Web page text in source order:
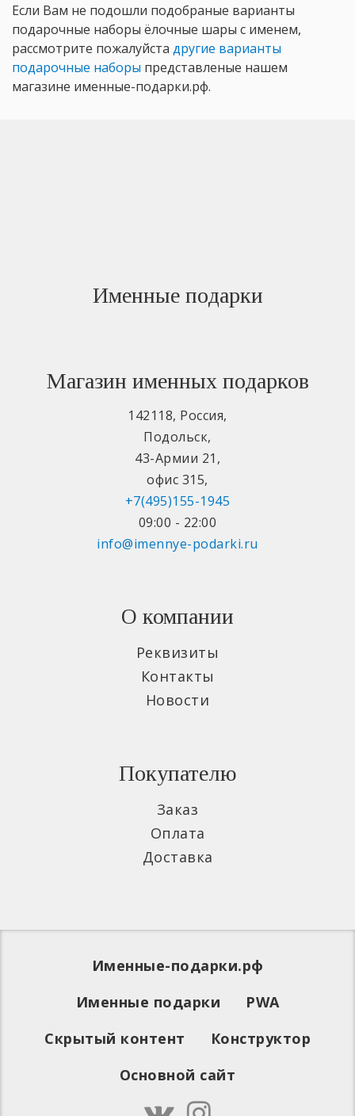
Если Вам не подошли подобраные варианты
подарочные наборы ёлочные шары с именем,
рассмотрите пожалуйста другие варианты
подарочные наборы представленые нашем
магазине именные-подарки.рф.
Именные подарки
Магазин именных подарков
142118, Россия,
Подольск,
43-Армии 21 ,
офис 315,
+7(495)155-1945
09:00 - 22:00
info@imennye-podarki.ru
О компании
Реквизиты
Контакты
Новости
Покупателю
Заказ
Оплата
Доставка
Именные-подарки.рф
Именные подарки
PWA
Скрытый контент
Конструктор
Основной сайт